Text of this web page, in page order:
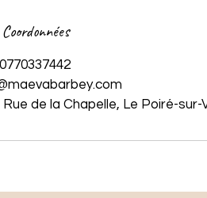
Coordonnées
0770337442
de la Chapelle, Le Poiré-sur-